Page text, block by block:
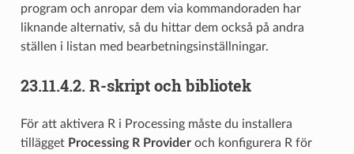
program och anropar dem via kommandoraden har
liknande alternativ, så du hittar dem också på andra
ställen i listan med bearbetningsinställningar.
23.11.4.2. R-skript och bibliotek
För att aktivera R i Processing måste du installera
tillägget Processing R Provideroch konfigurera R för